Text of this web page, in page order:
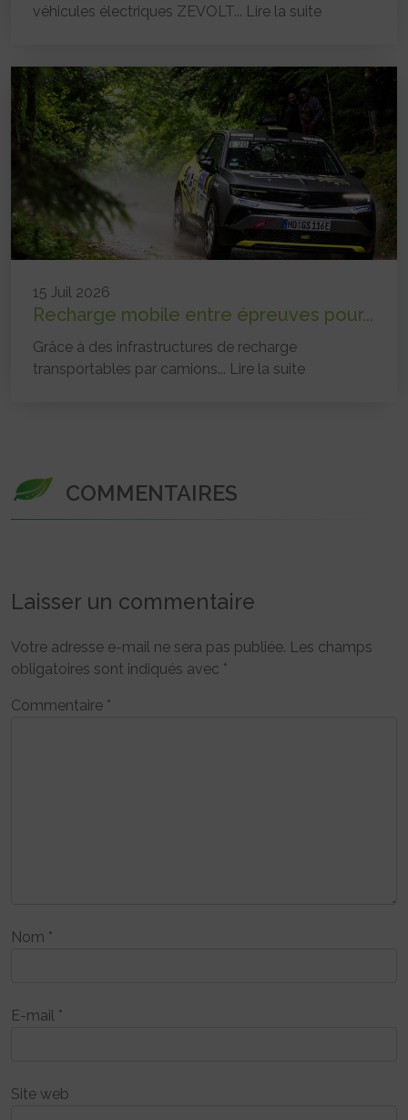
véhicules électriques ZEVOLT... Lire la suite
15 Juil 2026
Recharge mobile entre épreuves pour...
Grâce à des infrastructures de recharge
transportables par camions... Lire la suite
COMMENTAIRES
Laisser un commentaire
Votre adresse e-mail ne sera pas publiée. Les champs
obligatoires sont indiqués avec *
Commentaire *
Nom *
E-mail *
Site web